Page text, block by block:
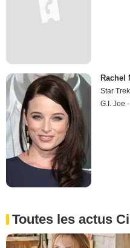
Rachel
Star Trek
G.I. Joe
Toutes les actus